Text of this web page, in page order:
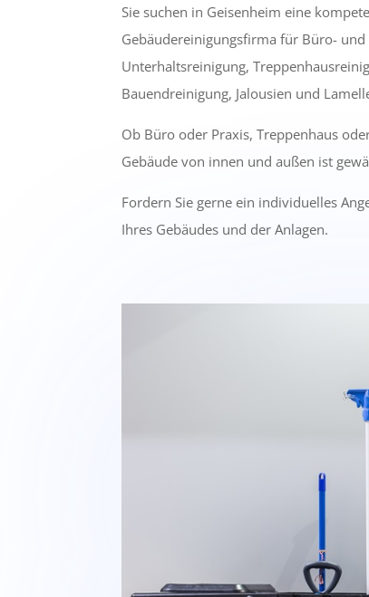
Sie suchen in Geisenheim eine
Gebäudereinigungsfirma für Büro-
Unterhaltsreinigung,
Bauendreinigung, Jalousien und
Ob Büro oder Praxis, Treppenhaus
Gebäude von innen und außen ist
Fordern Sie gerne ein individuelles
Ihres Gebäudes und der Anlagen.